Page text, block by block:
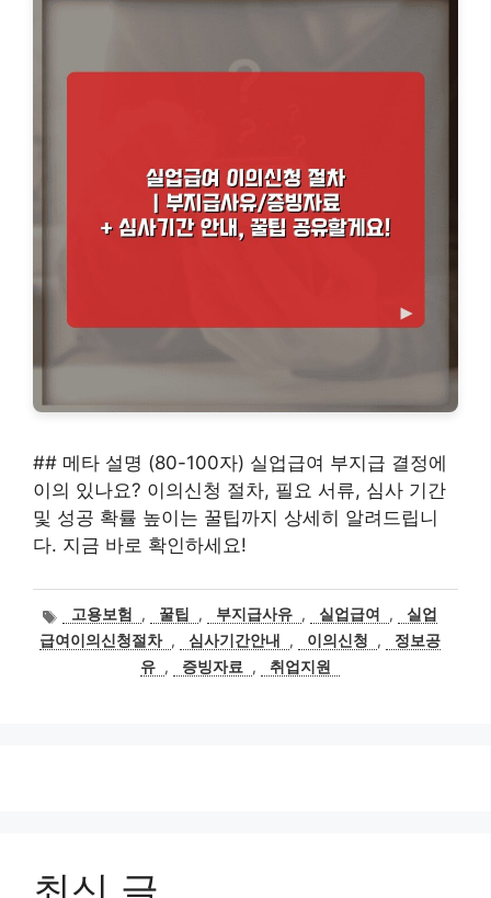
## 메타 설명 (80-100자) 실업급여 부지급 결정에
이의 있나요? 이의신청 절차, 필요 서류, 심사 기간
및 성공 확률 높이는 꿀팁까지 상세히 알려드립니
다. 지금 바로 확인하세요!
태
그
고용보험 , 꿀팁 , 부지급사유 , 실업급여 ,
실업
급여이의신청절차 , 심사기간안내 , 이의신청 ,
정보공
유 , 증빙자료 , 취업지원